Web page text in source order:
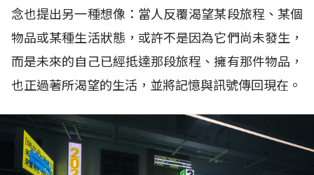
念也提出另一種想像：當人反覆渴望某段旅程、某個
物品或某種生活狀態，或許不是因為它們尚未發生，
而是未來的自己已經抵達那段旅程、擁有那件物品，
也正過著所渴望的生活，並將記憶與訊號傳回現在。